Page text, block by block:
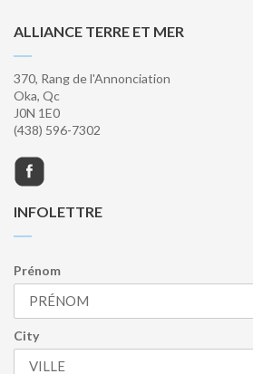
ALLIANCE TERRE ET MER
370, Rang de l'Annonciation
Oka, Qc
J0N 1E0
(438) 596-7302
INFOLETTRE
Prénom
City